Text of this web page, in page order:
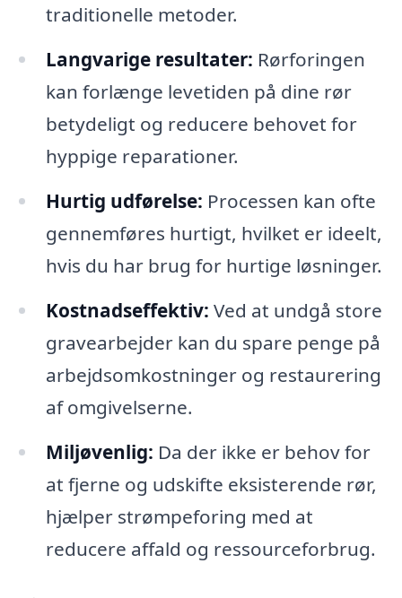
traditionelle metoder.
Langvarige resultater: Rørforingen
kan forlænge levetiden på dine rør
betydeligt og reducere behovet for
hyppige reparationer.
Hurtig udførelse: Processen kan ofte
gennemføres hurtigt, hvilket er ideelt,
hvis du har brug for hurtige løsninger.
Kostnadseffektiv: Ved at undgå store
gravearbejder kan du spare penge på
arbejdsomkostninger og restaurering
af omgivelserne.
Miljøvenlig: Da der ikke er behov for
at fjerne og udskifte eksisterende rør,
hjælper strømpeforing med at
reducere affald og ressourceforbrug.